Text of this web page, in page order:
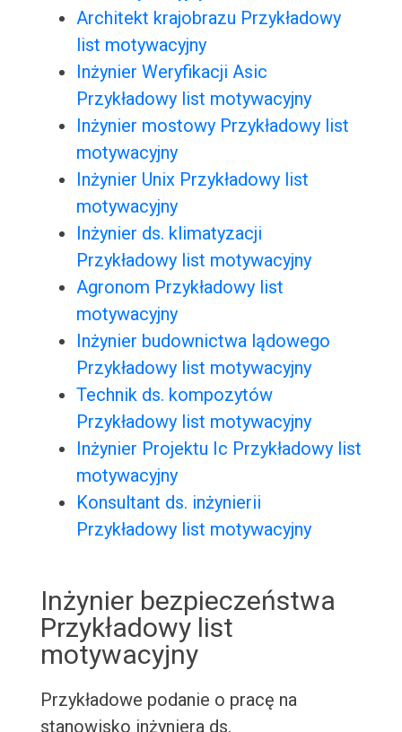
Architekt krajobrazu Przykładowy
list motywacyjny
Inżynier Weryfikacji Asic
Przykładowy list motywacyjny
Inżynier mostowy Przykładowy list
motywacyjny
Inżynier Unix Przykładowy list
motywacyjny
Inżynier ds. klimatyzacji
Przykładowy list motywacyjny
Agronom Przykładowy list
motywacyjny
Inżynier budownictwa lądowego
Przykładowy list motywacyjny
Technik ds. kompozytów
Przykładowy list motywacyjny
Inżynier Projektu Ic Przykładowy list
motywacyjny
Konsultant ds. inżynierii
Przykładowy list motywacyjny
Inżynier bezpieczeństwa
Przykładowy list
motywacyjny
Przykładowe podanie o pracę na
stanowisko inżyniera ds.